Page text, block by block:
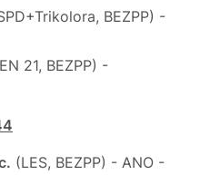
BEZPP) -
21, BEZPP) -
(LES, BEZPP) - ANO -